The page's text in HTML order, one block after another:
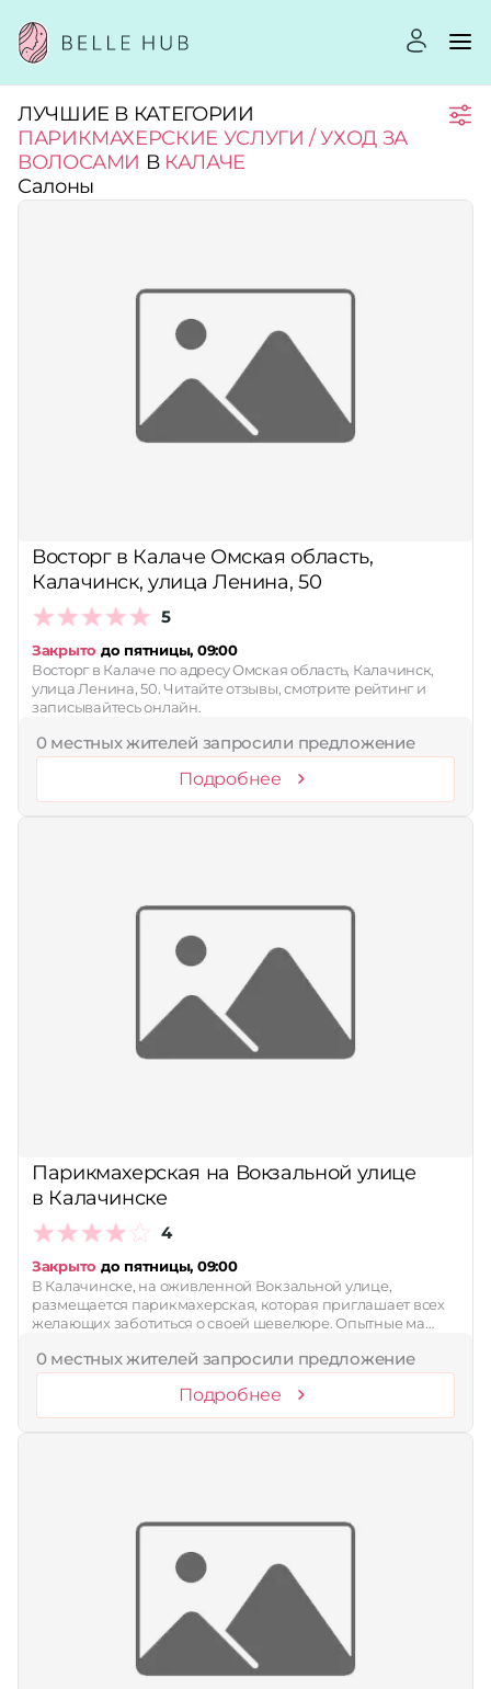
Город:
Категории:
Стоимость услуг:
Применить
ЛУЧШИЕ В КАТЕГОРИИ
ПАРИКМАХЕРСКИЕ УСЛУГИ / УХОД ЗА
ВОЛОСАМИ В КАЛАЧЕ
Салоны
Восторг в Калаче Омская область,
Калачинск, улица Ленина, 50
5
Закрыто до пятницы, 09:00
Восторг в Калаче по адресу Омская область, Калачинск,
улица Ленина, 50. Читайте отзывы, смотрите рейтинг и
записывайтесь онлайн.
0 местных жителей запросили предложение
Подробнее
Парикмахерская на Вокзальной улице
в Калачинске
4
Закрыто до пятницы, 09:00
В Калачинске, на оживленной Вокзальной улице,
размещается парикмахерская, которая приглашает всех
желающих заботиться о своей шевелюре. Опытные ма…
0 местных жителей запросили предложение
Подробнее